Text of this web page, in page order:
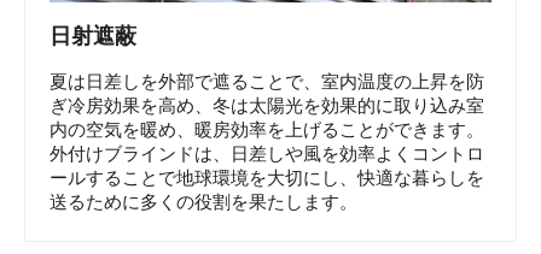
日射遮蔽
夏は日差しを外部で遮ることで、室内温度の上昇を防
ぎ冷房効果を高め、冬は太陽光を効果的に取り込み室
内の空気を暖め、暖房効率を上げることができます。
外付けブラインドは、日差しや風を効率よくコントロ
ールすることで地球環境を大切にし、快適な暮らしを
送るために多くの役割を果たします。